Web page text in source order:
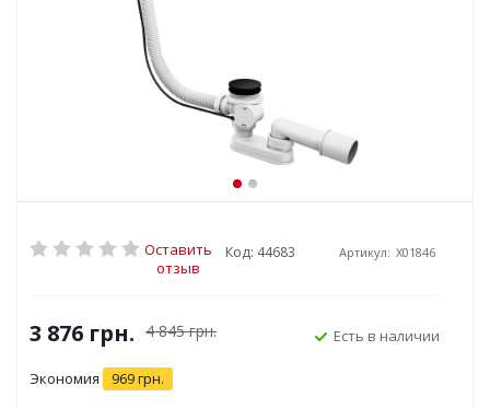
Оставить
отзыв
Код: 44683 Артикул: X01846
3 876 грн. 4 845грн.
Экономия 969грн.
Есть в наличии